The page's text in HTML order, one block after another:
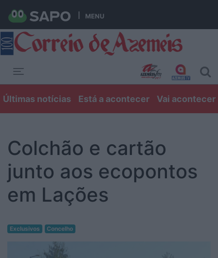
MENU
Últimas notícias Está a acontecer Vai acontecer
Colchão e cartão
junto aos ecopontos
em Lações
Exclusivos Concelho